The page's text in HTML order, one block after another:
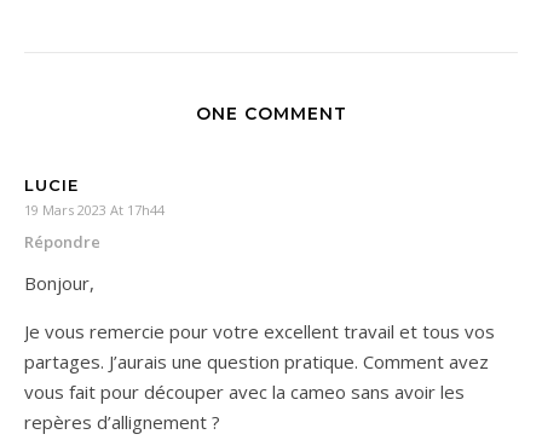
ONE COMMENT
LUCIE
19 Mars 2023 At 17h44
Répondre
Bonjour,
Je vous remercie pour votre excellent travail et tous vos
partages. J’aurais une question pratique. Comment avez
vous fait pour découper avec la cameo sans avoir les
repères d’allignement ?